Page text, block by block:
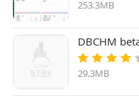
253.3MB
DBCHM
v1.9.0.1
29.3MB